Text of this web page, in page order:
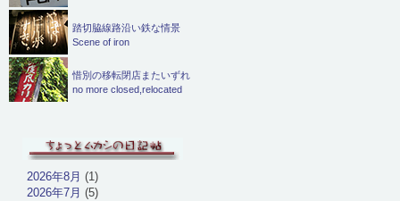
踏切脇線路沿い鉄な情景
Scene of iron
惜別の移転閉店またいずれ
no more closed,relocated
2026年8月 (1)
2026年7月 (5)